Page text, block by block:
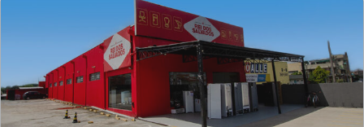
Rua Albino Beatriz, 100 - Fanny, Curitiba –PR
Segunda a sábado: 09h00 às 19h00
Domingo: FECHADA
ÚLTIMOS DIAS DE LIQUIDAÇÃO!
(41) 3411-1754